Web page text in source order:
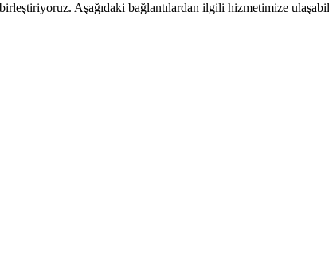
Aşağıdaki bağlantılardan ilgili hizmetimize